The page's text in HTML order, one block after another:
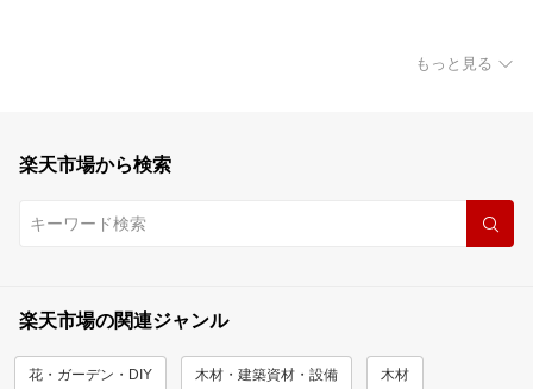
もっと見る
楽天市場から検索
楽天市場の関連ジャンル
花・ガーデン・DIY 木材・建築資材・設備 木材